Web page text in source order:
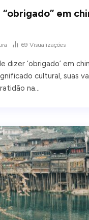
em
69 Visualizações
dizer ‘obrigado’ em
cultural, suas
na…